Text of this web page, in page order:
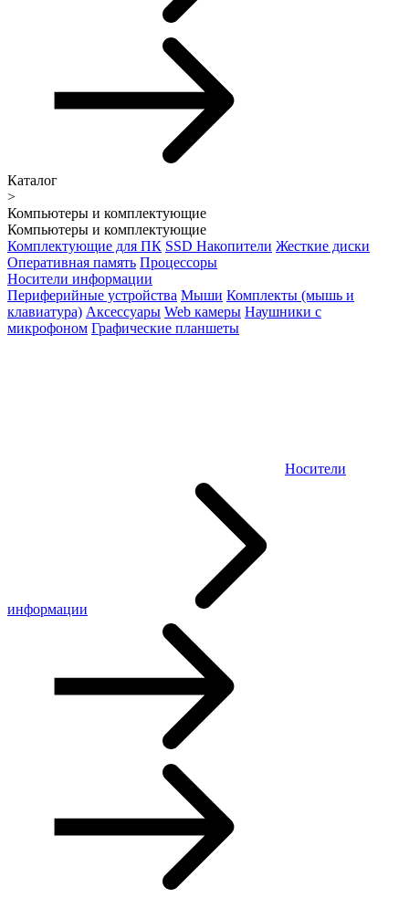
Каталог
>
Компьютеры и комплектующие
Компьютеры и комплектующие
Комплектующие для ПК SSD Накопители Жесткие диски
Оперативная память Процессоры
Носители информации
Периферийные устройства Мыши Комплекты (мышь и
клавиатура) Аксессуары Web камеры Наушники с
микрофоном Графические планшеты
Носители
информации